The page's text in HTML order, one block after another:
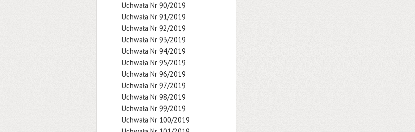
Uchwała Nr 90/2019
Uchwała Nr 91/2019
Uchwała Nr 92/2019
Uchwała Nr 93/2019
Uchwała Nr 94/2019
Uchwała Nr 95/2019
Uchwała Nr 96/2019
Uchwała Nr 97/2019
Uchwała Nr 98/2019
Uchwała Nr 99/2019
Uchwała Nr 100/2019